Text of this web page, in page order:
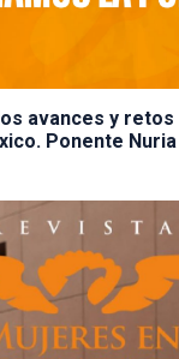
avances y
Ponente